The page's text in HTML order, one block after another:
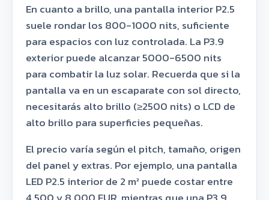
En cuanto a brillo, una pantalla interior P2.5
suele rondar los 800-1000 nits, suficiente
para espacios con luz controlada. La P3.9
exterior puede alcanzar 5000-6500 nits
para combatir la luz solar. Recuerda que si la
pantalla va en un escaparate con sol directo,
necesitarás alto brillo (≥2500 nits) o LCD de
alto brillo para superficies pequeñas.
El precio varía según el pitch, tamaño, origen
del panel y extras. Por ejemplo, una pantalla
LED P2.5 interior de 2 m² puede costar entre